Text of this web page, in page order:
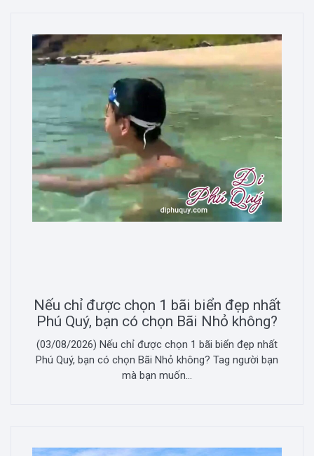
Nếu chỉ được chọn 1 bãi biển đẹp nhất
Phú Quý, bạn có chọn Bãi Nhỏ không?
(03/08/2026) Nếu chỉ được chọn 1 bãi biển đẹp nhất
Phú Quý, bạn có chọn Bãi Nhỏ không? Tag người bạn
mà bạn muốn...